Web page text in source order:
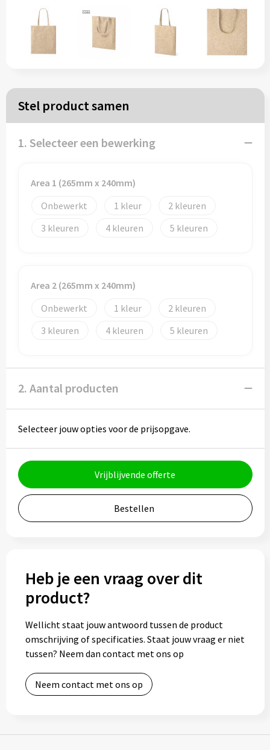
Papieren tassen
Reistassen
Rugzakken
Schoudertassen
Markeerstiften
Geschenksets
Notaboekjes
Zelfklevende memo's
Notablokken
Mappen
Eten & drinken
Drinkbekers
Thermosflessen
Thermosbekers
Glazen
Stel product samen
1. Selecteer een bewerking
Area 1 (265mm x 240mm)
Onbewerkt
1
2
3
4 5
Area 2 (265mm x 240mm)
Onbewerkt
1
2
3
4 5
2. Aantal producten
Selecteer jouw opties voor de prijsopgave.
Vrijblijvende offerte
Bestellen
Heb je een vraag over dit
product?
Wellicht staat jouw antwoord tussen de product
omschrijving of specificaties. Staat jouw vraag er niet
tussen? Neem dan contact met ons op
Neem contact met ons op